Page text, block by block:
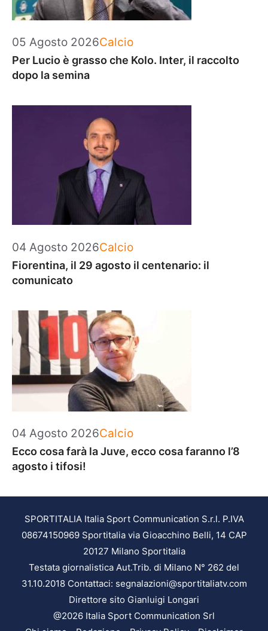
05 Agosto 2026Categorie
Calcio
Per Lucio è grasso che Kolo. Inter, il raccolto
dopo la semina
04 Agosto 2026Categorie
Calcio
Fiorentina, il 29 agosto il centenario: il
comunicato
04 Agosto 2026Categorie
Calcio
Ecco cosa farà la Juve, ecco cosa faranno l’8
agosto i tifosi!
SPORTITALIA Italia Sport Communication S.r.l. P.IVA
08674150969 Sportitalia via Gioacchino Belli, 14 CAP
20127 Milano Sportitalia
Testata giornalistica Aut.Trib. di Milano N° 262 del
31.10.2018 Contattaci: segnalazioni@sportitaliatv.com
Direttore sito Gianluigi Longari
@2026 Italia Sport Communication Srl